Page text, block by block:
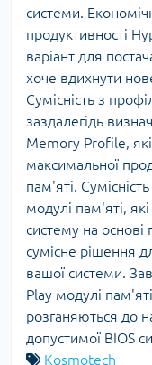
системи.
продуктивності
варіант для
хоче вдихнути
Сумісність з
заздалегідь
Memory Profile,
максимальної
пам'яті.
модулі пам'яті,
систему на основі
сумісне рішення
вашої системи.
Play модулі
розганяються до
допустимої BIOS
Kosmotech